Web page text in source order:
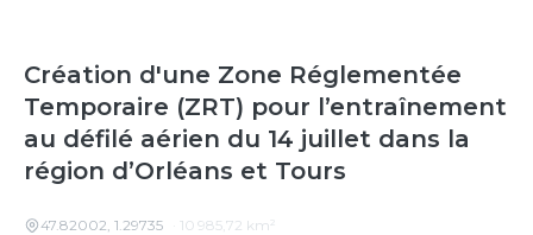
Création d'une Zone Réglementée
Temporaire (ZRT) pour l’entraînement
au défilé aérien du 14 juillet dans la
région d’Orléans et Tours
47.82002, 1.29735 10 985,72 km²